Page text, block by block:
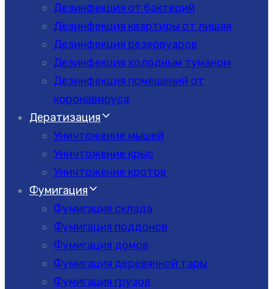
Дезинфекция от бактерий
Дезинфекция квартиры от лишая
Дезинфекция резервуаров
Дезинфекция холодным туманом
Дезинфекция помещений от
коронавируса
Дератизация
Уничтожение мышей
Уничтожение крыс
Уничтожение кротов
Фумигация
Фумигация склада
Фумигация поддонов
Фумигация домов
Фумигация деревянной тары
Фумигация грузов